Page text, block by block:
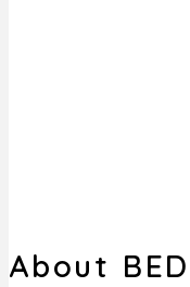
About BED